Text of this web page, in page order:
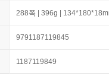
288쪽 | 396g |
9791187119845
1187119849